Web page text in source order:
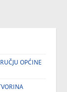
OPĆINE